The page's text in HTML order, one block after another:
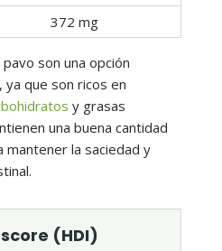
372 mg
son una opción
ya que son ricos en
y grasas
una buena cantidad
mantener la saciedad y
(HDI)